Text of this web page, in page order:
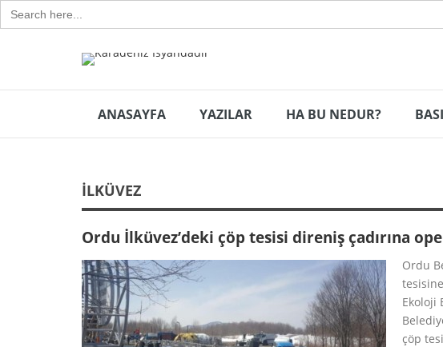
Search
for:
ANASAYFA YAZILAR HA BU NEDUR?
İLKÜVEZ
Ordu İlküvez’deki çöp tesisi direniş çadırına
Ordu
Ekoloji
çöp